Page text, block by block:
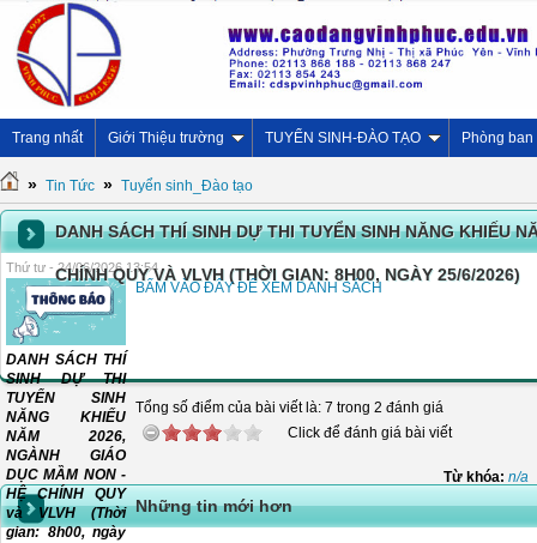
Trang nhất Giới Thiệu trường TUYỂN SINH-ĐÀO TẠO Phòng ban
» Tin Tức » Tuyển sinh_Đào tạo
DANH SÁCH THÍ SINH DỰ THI TUYỂN SINH NĂNG KHIẾU
CHÍNH QUY VÀ VLVH (THỜI GIAN: 8H00, NGÀY 25/6/2026)
Thứ tư - 24/06/2026 13:54
DANH SÁCH THÍ
SINH DỰ THI
TUYỂN SINH
NĂNG KHIẾU
NĂM 2026,
NGÀNH GIÁO
DỤC MẦM NON -
HỆ CHÍNH QUY
và VLVH (Thời
gian: 8h00, ngày
BẤM VÀO ĐÂY ĐỂ XEM DANH SÁCH
Tổng số điểm của bài viết là: 7 trong 2 đánh giá
Click để đánh giá bài viết
Từ khóa: n/a
Những tin mới hơn